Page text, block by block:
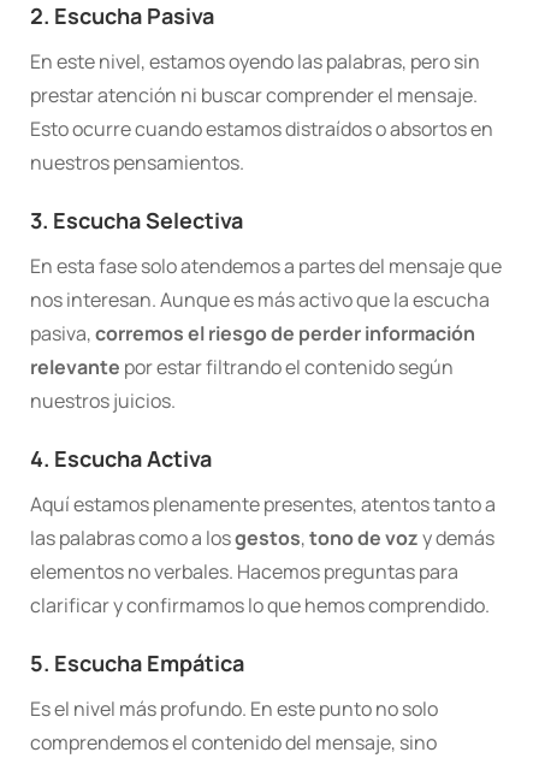
2. Escucha Pasiva
En este nivel, estamos oyendo las palabras, pero sin
prestar atención ni buscar comprender el mensaje.
Esto ocurre cuando estamos distraídos o absortos en
nuestros pensamientos.
3. Escucha Selectiva
En esta fase solo atendemos a partes del mensaje que
nos interesan. Aunque es más activo que la escucha
pasiva,corremos el riesgo de perder información
relevante por estar filtrando el contenido según
nuestros juicios.
4. Escucha Activa
Aquí estamos plenamente presentes, atentos tanto a
las palabras como a losgestos,tono de vozy demás
elementos no verbales. Hacemos preguntas para
clarificar y confirmamos lo que hemos comprendido.
5. Escucha Empática
Es el nivel más profundo. En este punto no solo
comprendemos el contenido del mensaje, sino